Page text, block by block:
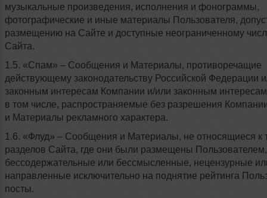
музыкальные произведения, исполнения и фонограммы,
фотографические и иные материалы Пользователя,
размещению на Сайте и доступные неограниченному
Сайта.
1.5. «Спам» – Сообщения и Материалы, противоречащие
действующему законодательству Российской Федерации
законным интересам Компании и/или законным интересам
в том числе, распространяемые без разрешения
и Материалы рекламного характера.
1.6. «Флуд» – Сообщения и Материалы, не относящиеся к
разделов Сайта, где они были размещены
бессодержательные или бессмысленные, нецензурные
направленные исключительно на поднятие рейтинга
посты.